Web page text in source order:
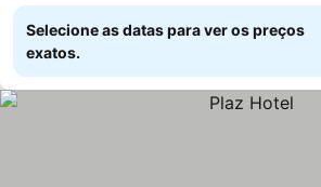
Selecione as datas para ver os preços
exatos.